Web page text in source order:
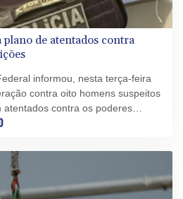
de atentados contra
informou, nesta terça-feira
contra oito homens suspeitos
atentados contra os poderes
as eleições de outubro, nas quais